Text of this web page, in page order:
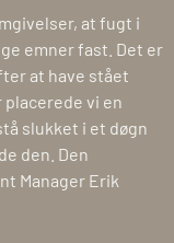
at fugt i
emner fast. Det er
at have stået
vi en
slukket i et døgn
den. Den
Manager Erik